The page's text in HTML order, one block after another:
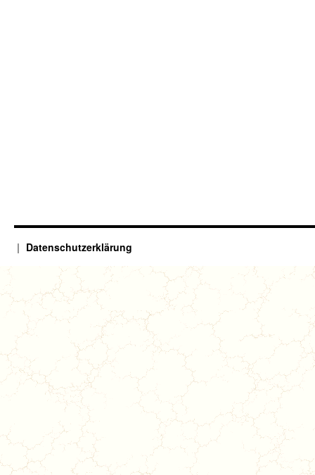
Datenschutzerklärung